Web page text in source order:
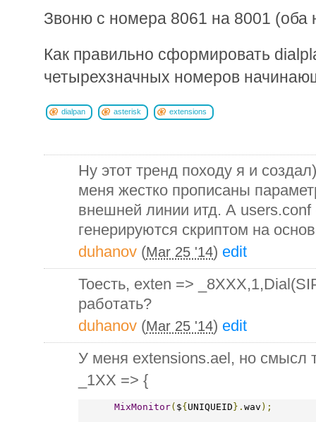
Звоню с номера 8061 на 8001 (оба
Как правильно сформировать
четырехзначных номеров
dialpan asterisk extensions
Ну этот тренд походу я и
меня жестко прописаны
внешней линии итд. А users.conf
генерируются скриптом на
duhanov (Mar 25 '14) edit
Тоесть, exten =>
работать?
duhanov (Mar 25 '14) edit
У меня extensions.ael, но смысл
_1XX => {
MixMonitor( ${UNIQUEID}. wav );